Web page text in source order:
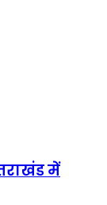
में